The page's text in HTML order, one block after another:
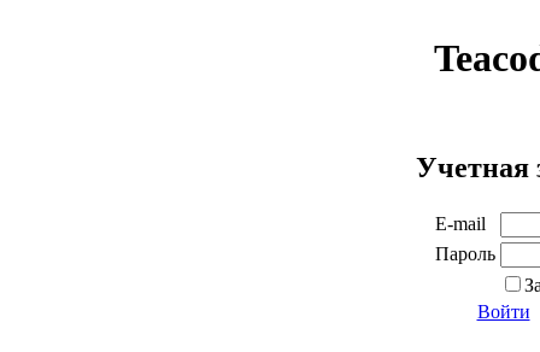
Учетная
E-mail
Пароль
Войти